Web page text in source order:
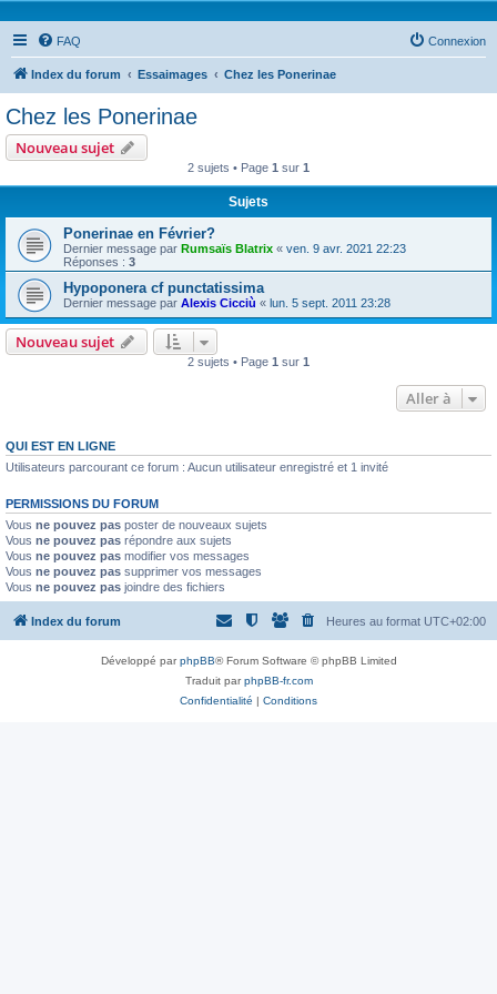
FAQ Connexion
Index du forum Essaimages Chez les Ponerinae
Chez les Ponerinae
Nouveau sujet
2 sujets • Page 1 sur 1
Sujets
Ponerinae en Février?
Dernier message par Rumsaïs Blatrix « ven. 9 avr. 2021 22:23
Réponses : 3
Hypoponera cf punctatissima
Dernier message par Alexis Cicciù « lun. 5 sept. 2011 23:28
Nouveau sujet
2 sujets • Page 1 sur 1
Aller à
QUI EST EN LIGNE
Utilisateurs parcourant ce forum : Aucun utilisateur enregistré et 1 invité
PERMISSIONS DU FORUM
Vous ne pouvez pas poster de nouveaux sujets
Vous ne pouvez pas répondre aux sujets
Vous ne pouvez pas modifier vos messages
Vous ne pouvez pas supprimer vos messages
Vous ne pouvez pas joindre des fichiers
Index du forum Heures au format UTC+02:00
Développé parphpBB® Forum Software © phpBB Limited
Traduit parphpBB-fr.com
Confidentialité | Conditions